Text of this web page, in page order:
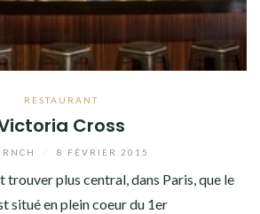
RESTAURANT
Cross
8 FÉVRIER 2015
plus central, dans Paris, que le
situé en plein coeur du 1er